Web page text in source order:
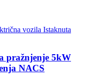
pražnjenje 5kW
NACS